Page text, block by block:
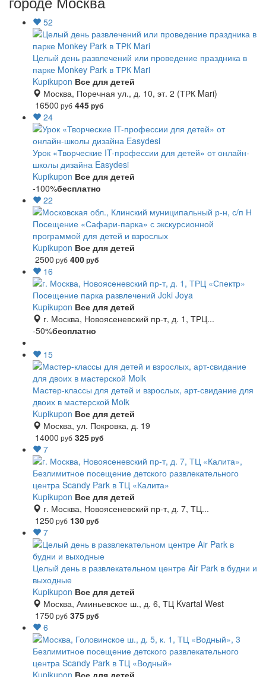
Магнит
Перекресток
Лента
52
Целый день развлечений или проведение праздника в
парке Monkey Park в ТРК Mari
Kupikupon Все для детей
Москва, Поречная ул., д. 10, эт. 2 (ТРК Mari)
16500 руб 445руб
24
Урок «Творческие IT-профессии для детей» от онлайн-
школы дизайна Easydesi
Kupikupon Все для детей
-100%бесплатно
22
Посещение «Сафари-парка» с экскурсионной
программой для детей и взрослых
Kupikupon Все для детей
2500 руб 400руб
16
Посещение парка развлечений Joki Joya
Kupikupon Все для детей
г. Москва, Новоясеневский пр-т, д. 1, ТРЦ...
-50%бесплатно
15
Мастер-классы для детей и взрослых, арт-свидание для
двоих в мастерской Molk
Kupikupon Все для детей
Москва, ул. Покровка, д. 19
14000 руб 325руб
7
Безлимитное посещение детского развлекательного
центра Scandy Park в ТЦ «Калита»
Kupikupon Все для детей
г. Москва, Новоясеневский пр-т, д. 7, ТЦ...
1250 руб 130руб
7
Целый день в развлекательном центре Air Park в будни и
выходные
Kupikupon Все для детей
Москва, Аминьевское ш., д. 6, ТЦ Kvartal West
1750 руб 375руб
6
Безлимитное посещение детского развлекательного
центра Scandy Park в ТЦ «Водный»
Kupikupon Все для детей